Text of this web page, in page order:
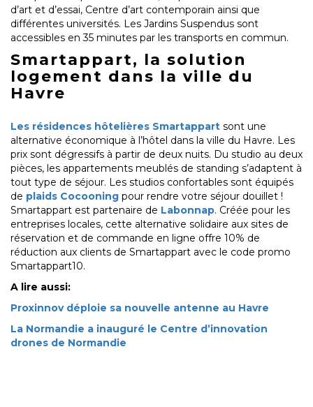
d’art et d’essai, Centre d’art contemporain ainsi que
différentes universités. Les Jardins Suspendus sont
accessibles en 35 minutes par les transports en commun.
Smartappart, la solution
logement dans la ville du
Havre
Les résidences hôtelières Smartappart sont une
alternative économique à l’hôtel dans la ville du Havre. Les
prix sont dégressifs à partir de deux nuits. Du studio au deux
pièces, les appartements meublés de standing s’adaptent à
tout type de séjour. Les studios confortables sont équipés
de plaids Cocooning pour rendre votre séjour douillet !
Smartappart est partenaire de Labonnap. Créée pour les
entreprises locales, cette alternative solidaire aux sites de
réservation et de commande en ligne offre 10% de
réduction aux clients de Smartappart avec le code promo
Smartappart10.
A lire aussi:
Proxinnov déploie sa nouvelle antenne au Havre
La Normandie a inauguré le Centre d’innovation
drones de Normandie